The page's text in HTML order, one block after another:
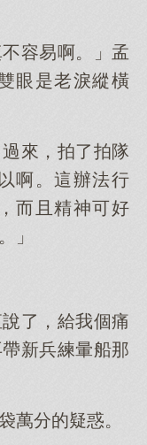
容易啊。」孟
眼是老淚縱橫
來，拍了拍隊
啊。這辦法行
而且精神可好
」
了，給我個痛
新兵練暈船那
萬分的疑惑。